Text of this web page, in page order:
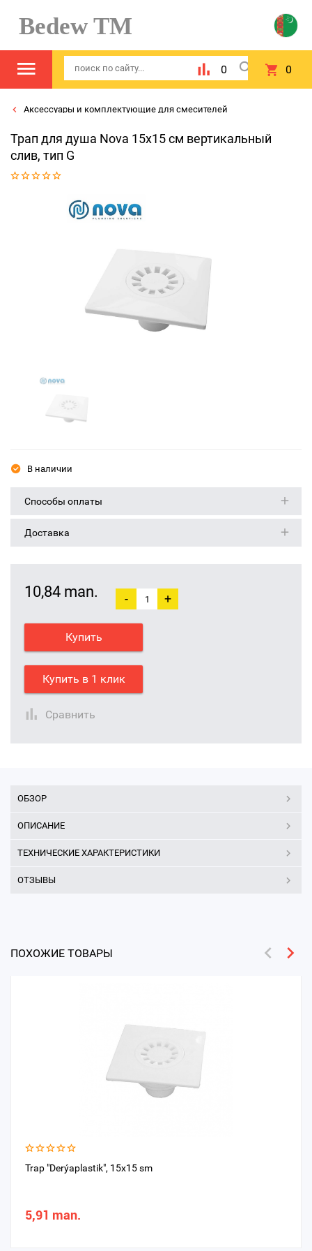
Bedew TM
0 0
Аксессуары и комплектующие для смесителей
Трап для душа Nova 15x15 см вертикальный
слив, тип G
В наличии
Способы оплаты
Доставка
10,84 man. - +
Купить
Купить в 1 клик
Сравнить
ОБЗОР
ОПИСАНИЕ
ТЕХНИЧЕСКИЕ ХАРАКТЕРИСТИКИ
ОТЗЫВЫ
ПОХОЖИЕ ТОВАРЫ
Trap "Derýaplastik", 15x15 sm
5,91 man.